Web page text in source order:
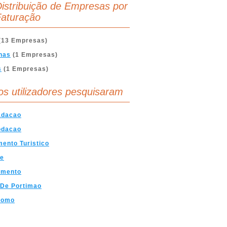
de Empresas por
Empresas)
(1 Empresas)
(1 Empresas)
utilizadores pesquisaram
Turistico
Portimao